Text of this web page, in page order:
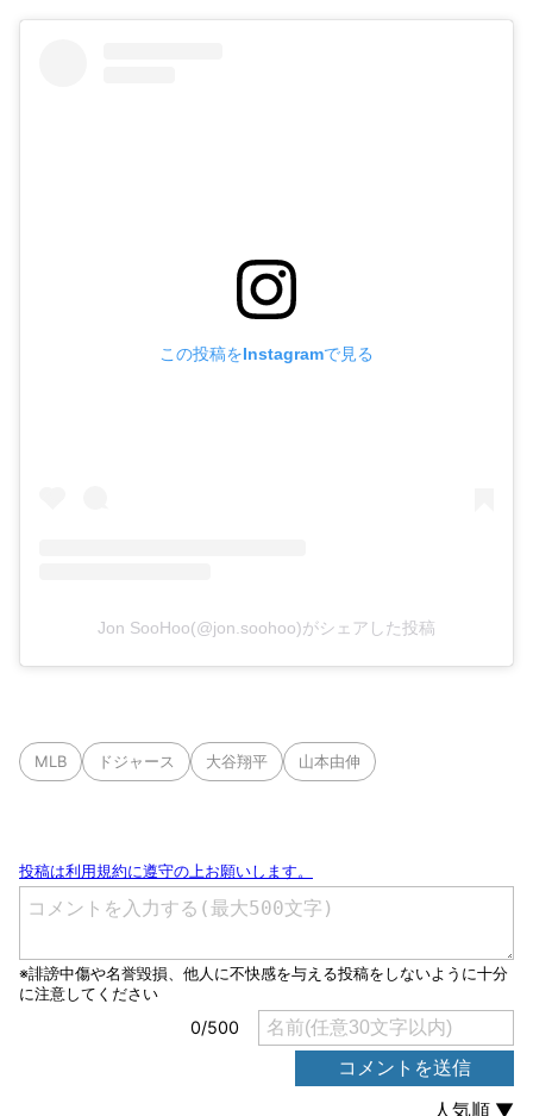
この投稿をInstagramで見る
Jon SooHoo(@jon.soohoo)がシェアした投稿
MLB ドジャース 大谷翔平 山本由伸